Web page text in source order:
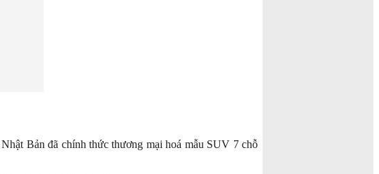
Bản đã chính thức thương mại hoá mẫu SUV 7 chỗ